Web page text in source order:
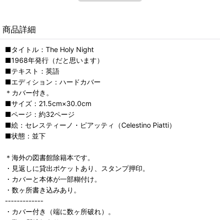
商品詳細
■タイトル：The Holy Night
■1968年発行（だと思います）
■テキスト：英語
■エディション：ハードカバー
＊カバー付き。
■サイズ：21.5cm×30.0cm
■ページ：約32ページ
■絵：セレスティーノ・ピアッティ（Celestino Piatti）
■状態：並下
＊海外の図書館除籍本です。
・見返しに貸出ポケットあり、スタンプ押印。
・カバーと本体が一部糊付け。
・数ヶ所書き込みあり。
-------------
・カバー付き（端に数ヶ所破れ）。